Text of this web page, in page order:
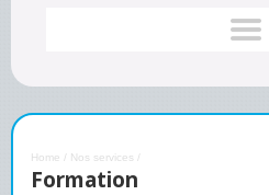
Home / Nos services /
Formation